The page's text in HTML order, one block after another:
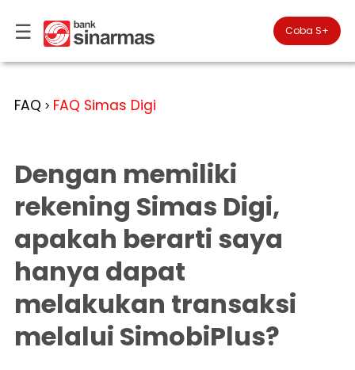
☰× 
#FinansialLebihBaik
Kategori
Bantuan
Deposito
Giro
Kartu
Kredit
Reksadana
Bancasurance
SimobiPlus
Promotion
in
Personal
Banking
Perbankan
Business
Banking
Teman
KPR
Financial
Services
Coba
SimobiPlus
ID
EN
Coba S+
FAQ > FAQ Simas Digi
Dengan memiliki
rekening Simas Digi,
apakah berarti saya
hanya dapat
melakukan transaksi
melalui SimobiPlus?